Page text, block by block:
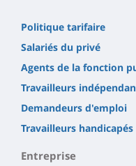
Politique tarifaire
Salariés du privé
Agents de la fonction
Travailleurs
Demandeurs d'emploi
Travailleurs handicapés
Entreprise